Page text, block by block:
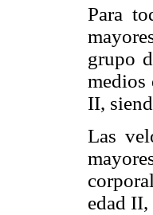
Para
grupo
medios
II,
Las
edad II,